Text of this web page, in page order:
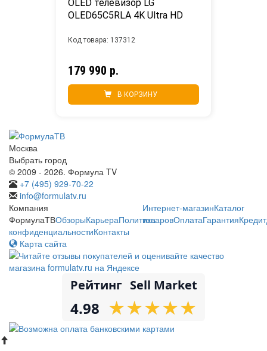
OLED телевизор LG
OLED65C5RLA 4K Ultra HD
179 990 р.
В КОРЗИНУ
Код товара: 137312
Москва
Выбрать город
© 2009 - 2026. Формула TV
+7 (495) 929-70-22
info@formulatv.ru
Компания
ФормулаТВОбзорыКарьераПолитика
конфиденциальностиКонтакты
Интернет-магазинКаталог
товаровОплатаГарантияКредит
Карта сайта
Рейтинг Sell Market
4.98 ★
★★
★★
★★
★★
★